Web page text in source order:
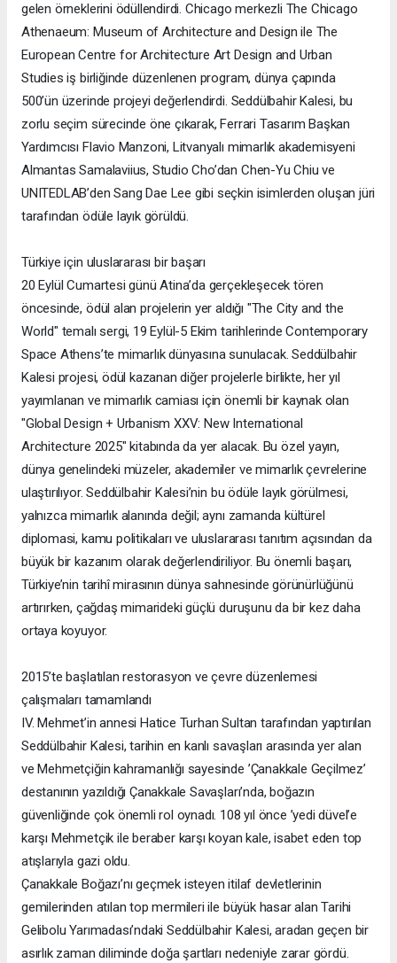
gelen örneklerini ödüllendirdi. Chicago merkezli The Chicago
Athenaeum: Museum of Architecture and Design ile The
European Centre for Architecture Art Design and Urban
Studies iş birliğinde düzenlenen program, dünya çapında
500’ün üzerinde projeyi değerlendirdi. Seddülbahir Kalesi, bu
zorlu seçim sürecinde öne çıkarak, Ferrari Tasarım Başkan
Yardımcısı Flavio Manzoni, Litvanyalı mimarlık akademisyeni
Almantas Samalaviius, Studio Cho’dan Chen-Yu Chiu ve
UNITEDLAB’den Sang Dae Lee gibi seçkin isimlerden oluşan jüri
tarafından ödüle layık görüldü.
Türkiye için uluslararası bir başarı
20 Eylül Cumartesi günü Atina’da gerçekleşecek tören
öncesinde, ödül alan projelerin yer aldığı "The City and the
World" temalı sergi, 19 Eylül-5 Ekim tarihlerinde Contemporary
Space Athens’te mimarlık dünyasına sunulacak. Seddülbahir
Kalesi projesi, ödül kazanan diğer projelerle birlikte, her yıl
yayımlanan ve mimarlık camiası için önemli bir kaynak olan
"Global Design + Urbanism XXV: New International
Architecture 2025" kitabında da yer alacak. Bu özel yayın,
dünya genelindeki müzeler, akademiler ve mimarlık çevrelerine
ulaştırılıyor. Seddülbahir Kalesi’nin bu ödüle layık görülmesi,
yalnızca mimarlık alanında değil; aynı zamanda kültürel
diplomasi, kamu politikaları ve uluslararası tanıtım açısından da
büyük bir kazanım olarak değerlendiriliyor. Bu önemli başarı,
Türkiye’nin tarihî mirasının dünya sahnesinde görünürlüğünü
artırırken, çağdaş mimarideki güçlü duruşunu da bir kez daha
ortaya koyuyor.
2015’te başlatılan restorasyon ve çevre düzenlemesi
çalışmaları tamamlandı
IV. Mehmet’in annesi Hatice Turhan Sultan tarafından yaptırılan
Seddülbahir Kalesi, tarihin en kanlı savaşları arasında yer alan
ve Mehmetçiğin kahramanlığı sayesinde ’Çanakkale Geçilmez’
destanının yazıldığı Çanakkale Savaşları’nda, boğazın
güvenliğinde çok önemli rol oynadı. 108 yıl önce ’yedi düvel’e
karşı Mehmetçik ile beraber karşı koyan kale, isabet eden top
atışlarıyla gazi oldu.
Çanakkale Boğazı’nı geçmek isteyen itilaf devletlerinin
gemilerinden atılan top mermileri ile büyük hasar alan Tarihi
Gelibolu Yarımadası’ndaki Seddülbahir Kalesi, aradan geçen bir
asırlık zaman diliminde doğa şartları nedeniyle zarar gördü.